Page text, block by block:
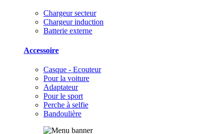
Chargeur secteur
Chargeur induction
Batterie externe
Accessoire
Casque - Ecouteur
Pour la voiture
Adaptateur
Pour le sport
Perche à selfie
Bandoulière